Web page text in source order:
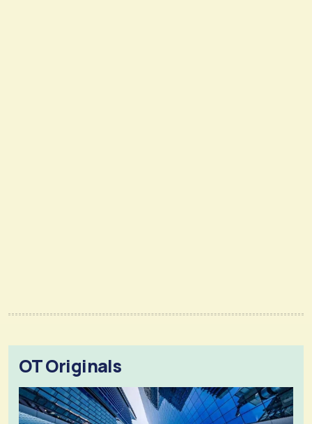
OT Originals